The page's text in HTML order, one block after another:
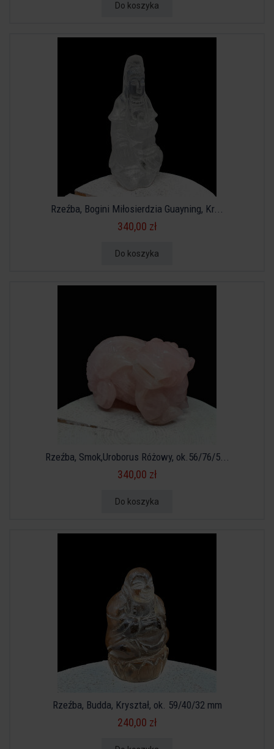
Do koszyka
Rzeźba, Bogini Miłosierdzia Guayning, Kr...
340,00 zł
Do koszyka
Rzeźba, Smok,Uroborus Różowy, ok.56/76/5...
340,00 zł
Do koszyka
Rzeźba, Budda, Kryształ, ok. 59/40/32 mm
240,00 zł